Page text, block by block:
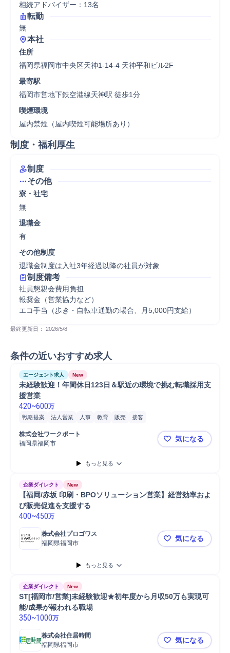
相続アドバイザー：13名
転勤
無
本社
住所
福岡県福岡市中央区天神1-14-4 天神平和ビル2F
最寄駅
福岡市営地下鉄空港線天神駅 徒歩1分
喫煙環境
屋内禁煙（屋内喫煙可能場所あり）
制度・福利厚生
制度
その他
寮・社宅
無
退職金
有
その他制度
退職金制度は入社3年経過以降の社員が対象
制度備考
社員懇親会費用負担
報奨金（営業協力など）
エコ手当（歩き・自転車通勤の場合、月5,000円支給）
最終更新日： 2026/5/8
条件の近いおすすめ求人
エージェント求人 New
未経験歓迎！年間休日123日＆駅近の環境で挑む転職採用支
援営業
420~600万
戦略提案 法人営業 人事 教育 販売 接客
株式会社ワークポート
福岡県福岡市
未経験歓迎
気になる
もっと見る
企業ダイレクト New
【福岡/赤坂 印刷・BPOソリューション営業】経営効率およ
び販売促進を支援する
400~450万
株式会社プロゴワス
福岡県福岡市
【福岡/赤坂
気になる
もっと見る
企業ダイレクト New
ST[福岡市/営業]未経験歓迎★初年度から月収50万も実現可
能/成果が報われる職場
350~1000万
株式会社住居時間
福岡県福岡市
ST[福岡市/
気になる